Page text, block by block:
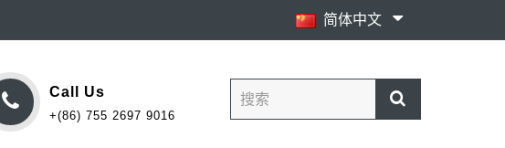
简体中文
Call Us
+(86) 755 2697 9016